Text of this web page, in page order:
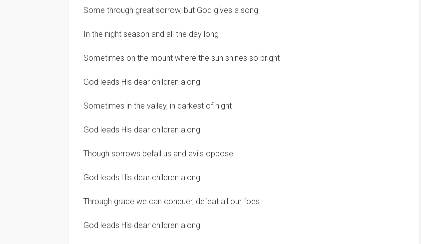
Some through great sorrow, but God gives a song
In the night season and all the day long
Sometimes on the mount where the sun shines so bright
God leads His dear children along
Sometimes in the valley, in darkest of night
God leads His dear children along
Though sorrows befall us and evils oppose
God leads His dear children along
Through grace we can conquer, defeat all our foes
God leads His dear children along